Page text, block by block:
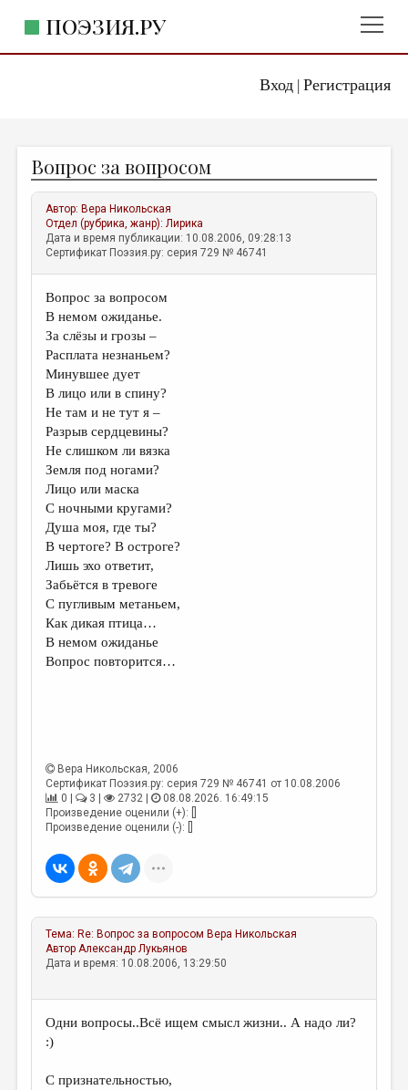
Вход| Регистрация
ПОЭЗИЯ.РУ
ЖАНРЫ
АВТОРЫ
КОММЕНТАРИИ
ЛИТСАЛОН
НОВОСТИ
ПРАВИЛА САЙТА
ОТДЕЛЫ И РУБРИКИ
ИЗБРАННОЕ
ДАЙДЖЕСТ
ПРОИЗВЕДЕНИЯ
ПЕРЕВОДЫ
КОНКУРСЫ
ДЕТСКАЯ КОМНАТА
КНИЖНАЯ ПОЛКА
ОБЗОР ЛИТЕРАТУРЫ
СТРАНИЦЫ ПАМЯТИ
РЕДКОЛЛЕГИЯ
ОТ РЕДАКЦИИ
МАЛАЯ ПРОЗА
ЭССЕИСТИКА
ЛИТЕРАТУРОВЕДЕНИЕ
КУЛЬТУРОВЕДЕНИЕ
ПУБЛИЦИСТИКА
ЦИКЛЫ ПУБЛИКАЦИЙ
ТРЕДИАКОВСКИЙ
МЕДИА
Вопрос за вопросом
Автор: Вера Никольская
Отдел (рубрика, жанр):Лирика
Дата и время публикации: 10.08.2006, 09:28:13
Сертификат Поэзия.ру: серия 729 № 46741
Вопрос за вопросом
В немом ожиданье.
За слёзы и грозы –
Расплата незнаньем?
Минувшее дует
В лицо или в спину?
Не там и не тут я –
Разрыв сердцевины?
Не слишком ли вязка
Земля под ногами?
Лицо или маска
С ночными кругами?
Душа моя, где ты?
В чертоге? В остроге?
Лишь эхо ответит,
Забьётся в тревоге
С пугливым метаньем,
Как дикая птица…
В немом ожиданье
Вопрос повторится…
Вера Никольская, 2006
Сертификат Поэзия.ру: серия 729 № 46741 от 10.08.2006
0 |
3 | 2732 |
08.08.2026. 16:49:15
Произведение оценили (+): []
Произведение оценили (-): []
Тема: Re: Вопрос за вопросом Вера Никольская
АвторАлександр Лукьянов
Дата и время: 10.08.2006, 13:29:50
Одни вопросы..Всё ищем смысл жизни.. А надо ли?
:)
С признательностью,